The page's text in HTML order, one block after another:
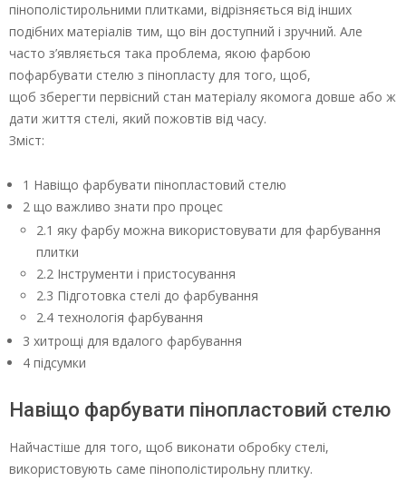
пінополістирольними плитками, відрізняється від інших
подібних матеріалів тим, що він доступний і зручний. Але
часто з’являється така проблема, якою фарбою
пофарбувати стелю з пінопласту для того, щоб,
щоб зберегти первісний стан матеріалу якомога довше або ж
дати життя стелі, який пожовтів від часу.
Зміст:
1 Навіщо фарбувати пінопластовий стелю
2 що важливо знати про процес
2.1 яку фарбу можна використовувати для фарбування
плитки
2.2 Інструменти і пристосування
2.3 Підготовка стелі до фарбування
2.4 технологія фарбування
3 хитрощі для вдалого фарбування
4 підсумки
Навіщо фарбувати пінопластовий стелю
Найчастіше для того, щоб виконати обробку стелі,
використовують саме пінополістирольну плитку.